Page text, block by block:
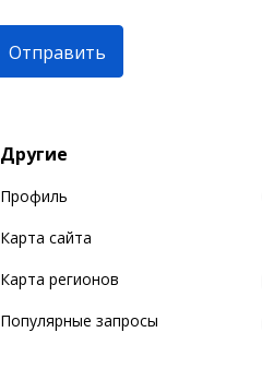
Отправить
Другие
Профиль
Карта сайта
Карта регионов
Популярные запросы